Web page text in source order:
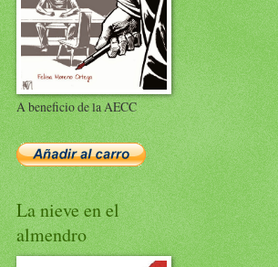
A beneficio de la AECC
La nieve en el
almendro